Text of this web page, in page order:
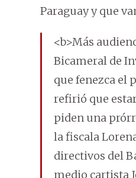
Paraguay y que
<b>Más
Bicameral de
que fenezca el
refirió que
piden una
la fiscala
directivos del
medio cartista